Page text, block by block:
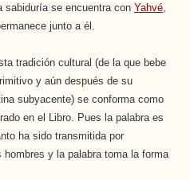
sabiduría se encuentra con Yahvé,
junto a él.
tradición cultural (de la que bebe
y aún después de su
subyacente) se conforma como
en el Libro. Pues la palabra es
ha sido transmitida por
hombres y la palabra toma la forma